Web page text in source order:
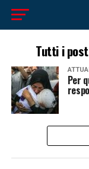
Tutti i
Per